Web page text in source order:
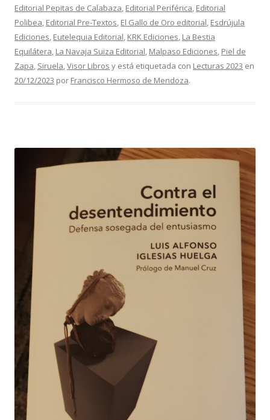
Editorial Pepitas de Calabaza, Editorial Periférica, Editorial
Polibea, Editorial Pre-Textos, El Gallo de Oro editorial, Esdrújula
Ediciones, Eutelequia Editorial, KRK Ediciones, La Bestia
Equilátera, La Navaja Suiza Editorial, Malpaso Ediciones, Piel de
Zapa, Siruela,Visor Libros y está etiquetada con Lecturas 2023 en
20/12/2023 por Francisco Hermoso de Mendoza.